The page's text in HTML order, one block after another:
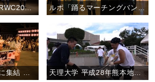
天理から世界へ―RWC2019日本大会に向けて―前半ダイジェスト ルポ「踊るマーチングバンド―愛町吹奏楽団の魅力―」